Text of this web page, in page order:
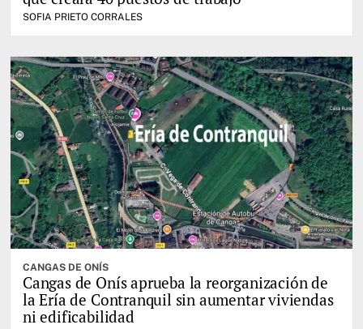
SOFIA PRIETO CORRALES
CANGAS DE ONÍS
Cangas de Onís aprueba la reorganización de
la Ería de Contranquil sin aumentar viviendas
ni edificabilidad